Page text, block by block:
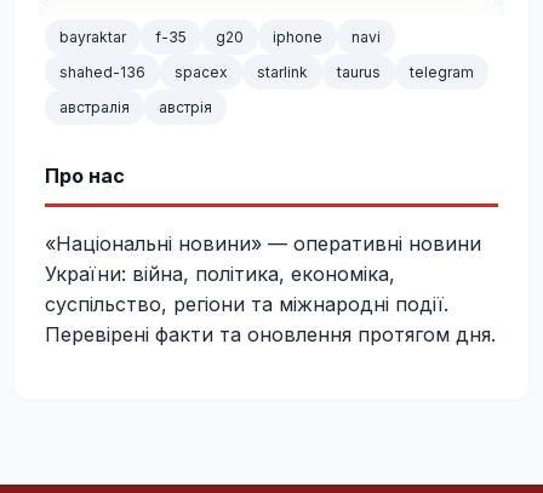
bayraktar f-35 g20 iphone
navi
shahed-136
spacex starlink taurus
telegram
австралія
австрія
Про нас
«Національні новини» — оперативні новини
України: війна, політика, економіка,
суспільство, регіони та міжнародні події.
Перевірені факти та оновлення протягом дня.